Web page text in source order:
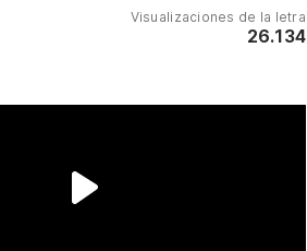
Visualizaciones de la letra
26.134